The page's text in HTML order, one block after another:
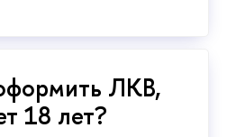
ЛКВ,
18 лет?